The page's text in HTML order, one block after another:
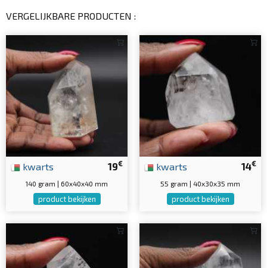
VERGELIJKBARE PRODUCTEN :
19€
kwarts
140 gram | 60x40x40 mm
product bekijken
14€
kwarts
55 gram | 40x30x35 mm
product bekijken